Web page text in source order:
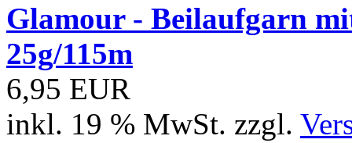
Glamour - Beilaufgarn
25g/115m
6,95 EUR
inkl. 19 % MwSt. zzgl.